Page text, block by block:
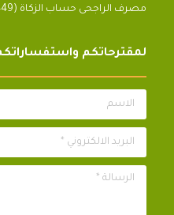
مصرف الراجحى حساب الزكاة (142608010300449)
لمقترحاتكم
الاسم
البريد الالكتروني *
الرسالة *